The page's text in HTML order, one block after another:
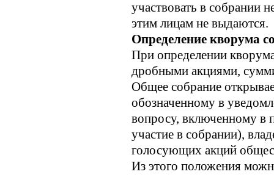
участвовать в собрании
этим лицам не выдаются.
Определение кворума
При определении
дробными акциями,
Общее собрание
обозначенному в
вопросу, включенному в
участие в собрании),
голосующих акций
Из этого положения